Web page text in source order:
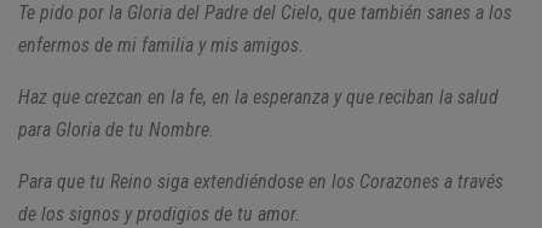
Te pido por la Gloria del Padre del Cielo, que también sanes a los
enfermos de mi familia y mis amigos.
Haz que crezcan en la fe, en la esperanza y que reciban la salud
para Gloria de tu Nombre.
Para que tu Reino siga extendiéndose en los Corazones a través
de los signos y prodigios de tu amor.